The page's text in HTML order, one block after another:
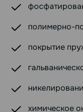
полимерно-
покрытие
химическое